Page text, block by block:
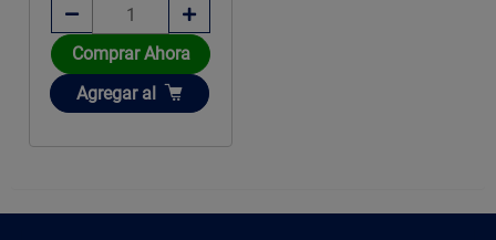
Comprar Ahora
Añadir
Agregar al